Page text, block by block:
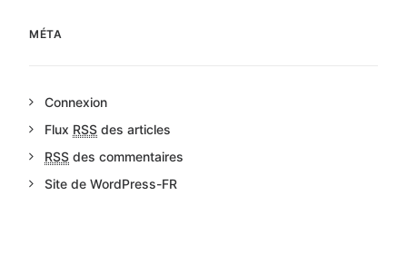
MÉTA
Connexion
Flux RSS des articles
RSS des commentaires
Site de WordPress-FR